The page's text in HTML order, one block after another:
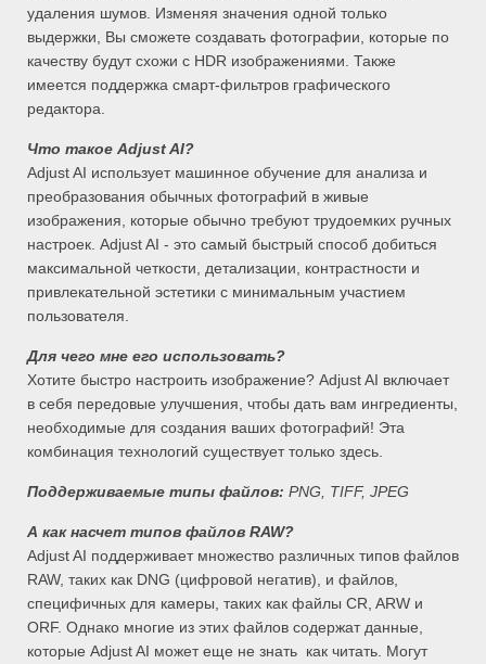
удаления шумов. Изменяя значения одной только
выдержки, Вы сможете создавать фотографии, которые по
качеству будут схожи с HDR изображениями. Также
имеется поддержка смарт-фильтров графического
редактора.
Что такое Adjust AI?
Adjust AI использует машинное обучение для анализа и
преобразования обычных фотографий в живые
изображения, которые обычно требуют трудоемких ручных
настроек. Adjust AI - это самый быстрый способ добиться
максимальной четкости, детализации, контрастности и
привлекательной эстетики с минимальным участием
пользователя.
Для чего мне его использовать?
Хотите быстро настроить изображение? Adjust AI включает
в себя передовые улучшения, чтобы дать вам ингредиенты,
необходимые для создания ваших фотографий! Эта
комбинация технологий существует только здесь.
Поддерживаемые типы файлов: PNG, TIFF, JPEG
А как насчет типов файлов RAW?
Adjust AI поддерживает множество различных типов файлов
RAW, таких как DNG (цифровой негатив), и файлов,
специфичных для камеры, таких как файлы CR, ARW и
ORF. Однако многие из этих файлов содержат данные,
которые Adjust AI может еще не знать как читать. Могут